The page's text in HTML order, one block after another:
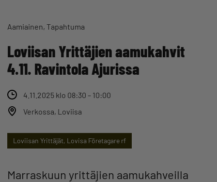
Aamiainen Tapahtuma
Loviisan Yrittäjien aamukahvit
4.11. Ravintola Ajurissa
4.11.2025 klo 08:30 – 10:00
Verkossa, Loviisa
Loviisan Yrittäjät, Lovisa Företagare rf
Marraskuun yrittäjien aamukahveilla